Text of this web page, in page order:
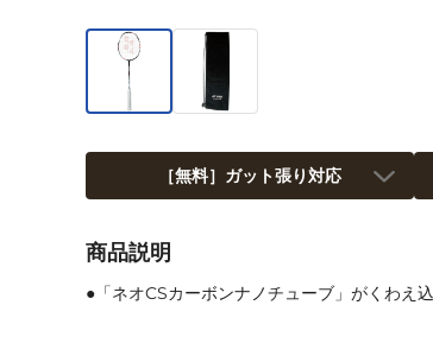
［無料］ガット張り対応
商品説明
●「ネオCSカーボンナノチューブ」がくわえ